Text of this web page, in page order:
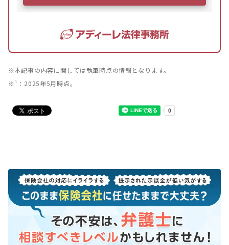
※本記事の内容に関しては執筆時点の情報となります。
※¹：2025年5月時点。